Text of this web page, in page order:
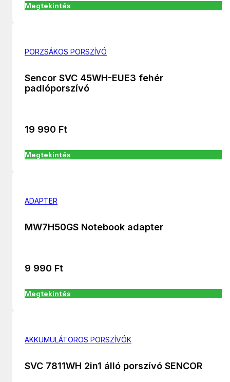
Megtekintés
PORZSÁKOS PORSZÍVÓ
Sencor SVC 45WH-EUE3 fehér
padlóporszívó
19 990 Ft
Megtekintés
ADAPTER
MW7H50GS Notebook adapter
9 990 Ft
Megtekintés
AKKUMULÁTOROS PORSZÍVÓK
SVC 7811WH 2in1 álló porszívó SENCOR